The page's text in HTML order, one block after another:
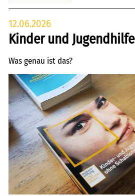
12.06.2026
Kinder und Jugendhilfe
Was genau ist das?